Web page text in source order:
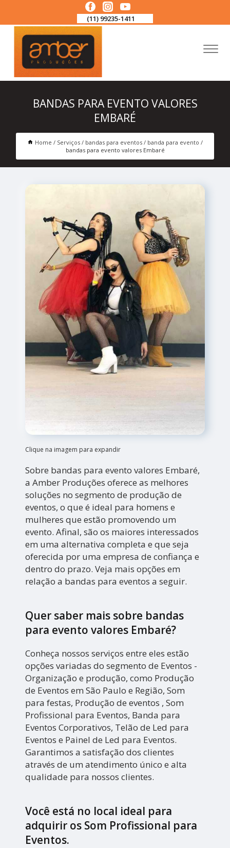
(11) 99235-1411
BANDAS PARA EVENTO VALORES
EMBARÉ
Home Serviços bandas para eventos
banda para evento
bandas para evento valores Embaré
Clique na imagem para expandir
Sobre bandas para evento valores Embaré,
a Amber Produções oferece as melhores
soluções no segmento de produção de
eventos, o que é ideal para homens e
mulheres que estão promovendo um
evento. Afinal, são os maiores interessados
em uma alternativa completa e que seja
oferecida por uma empresa de confiança e
dentro do prazo. Veja mais opções em
relação a bandas para eventos a seguir.
Quer saber mais sobre bandas
para evento valores Embaré?
Conheça nossos serviços entre eles estão
opções variadas do segmento de Eventos -
Organização e produção, como Produção
de Eventos em São Paulo e Região, Som
para festas, Produção de eventos , Som
Profissional para Eventos, Banda para
Eventos Corporativos, Telão de Led para
Eventos e Painel de Led para Eventos.
Garantimos a satisfação dos clientes
através de um atendimento único e alta
qualidade para nossos clientes.
Você está no local ideal para
adquirir os Som Profissional para
Eventos.